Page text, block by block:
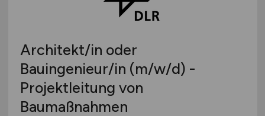
Mecklenburg-Vorpommern
Niedersachsen
Nordrhein-Westfalen
Rheinland-Pfalz
Architekt/in oder
Bauingenieur/in (m/w/d) -
Projektleitung von
Baumaßnahmen